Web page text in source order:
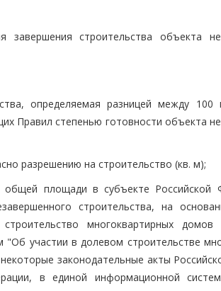
строительства объекта
определяемая разницей между 100
Правил степенью готовности объекта
разрешению на строительство (кв. м);
площади в субъекте Российской
строительства, на
многоквартирных
участии в долевом строительстве
законодательные акты
в единой информационной